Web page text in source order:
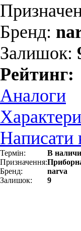
Бренд:
Залишок:
Рейтинг:
Аналоги
Написати
Термін:
В
Призначення:
Бренд:
narva
Залишок:
9